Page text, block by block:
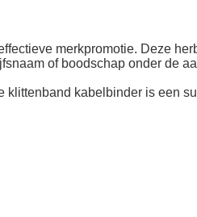
merkpromotie. Deze
of boodschap onder de
klittenband kabelbinder is een